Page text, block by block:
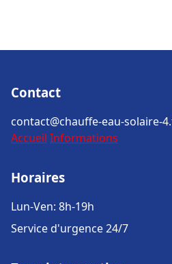
Contact
contact@chauffe-eau-solaire-
Accueil Informations
Horaires
Lun-Ven: 8h-19h
Service d'urgence 24/7